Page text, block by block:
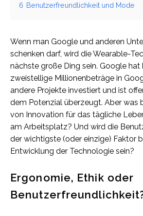
6 Benutzerfreundlichkeit und Mode
Wenn man Google und anderen
schenken darf, wird die Wearable-
nächste große Ding sein. Google hat
zweistellige Millionenbeträge in
andere Projekte investiert und ist
dem Potenzial überzeugt. Aber was
von Innovation für das tägliche
am Arbeitsplatz? Und wird die
der wichtigste (oder einzige) Faktor
Entwicklung der Technologie sein?
Ergonomie, Ethik oder